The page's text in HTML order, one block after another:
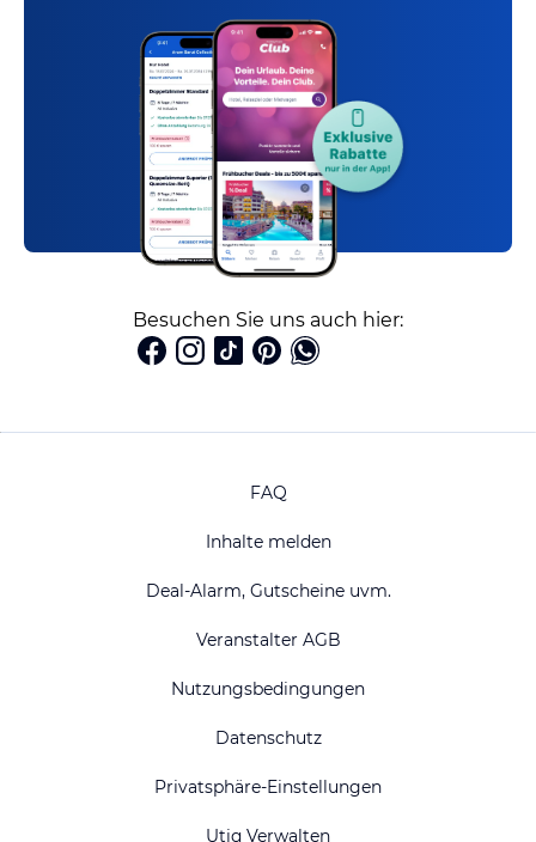
Besuchen Sie uns auch hier:
FAQ
Inhalte melden
Deal-Alarm, Gutscheine uvm.
Veranstalter AGB
Nutzungsbedingungen
Datenschutz
Privatsphäre-Einstellungen
Utiq Verwalten